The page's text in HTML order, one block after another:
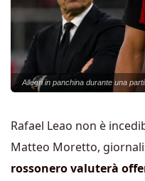
Allegri in panchina durante una
Rafael Leao non è
Matteo Moretto,
rossonero valuterà